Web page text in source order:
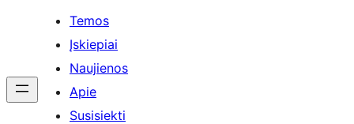
Temos
Įskiepiai
Naujienos
Apie
Susisiekti